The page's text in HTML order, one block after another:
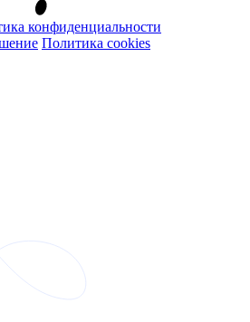
конфиденциальности
Политика cookies